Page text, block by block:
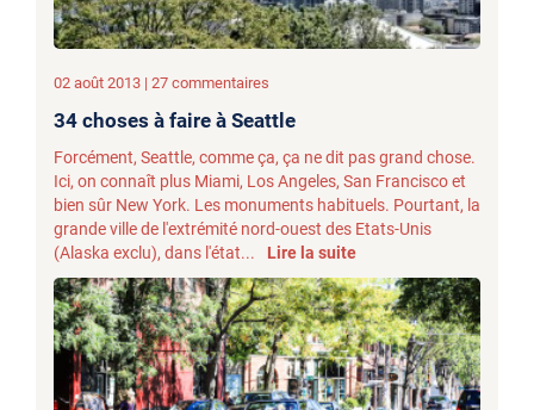
02 août 2013 | 27 commentaires
34 choses à faire à Seattle
Forcément, Seattle, comme ça, ça ne dit pas grand chose.
Ici, on connaît plus Miami, Los Angeles, San Francisco et
bien sûr New York. Les monuments habituels. Pourtant, la
grande ville de l'extrémité nord-ouest des Etats-Unis
(Alaska exclu), dans l'état...
Lire la suite